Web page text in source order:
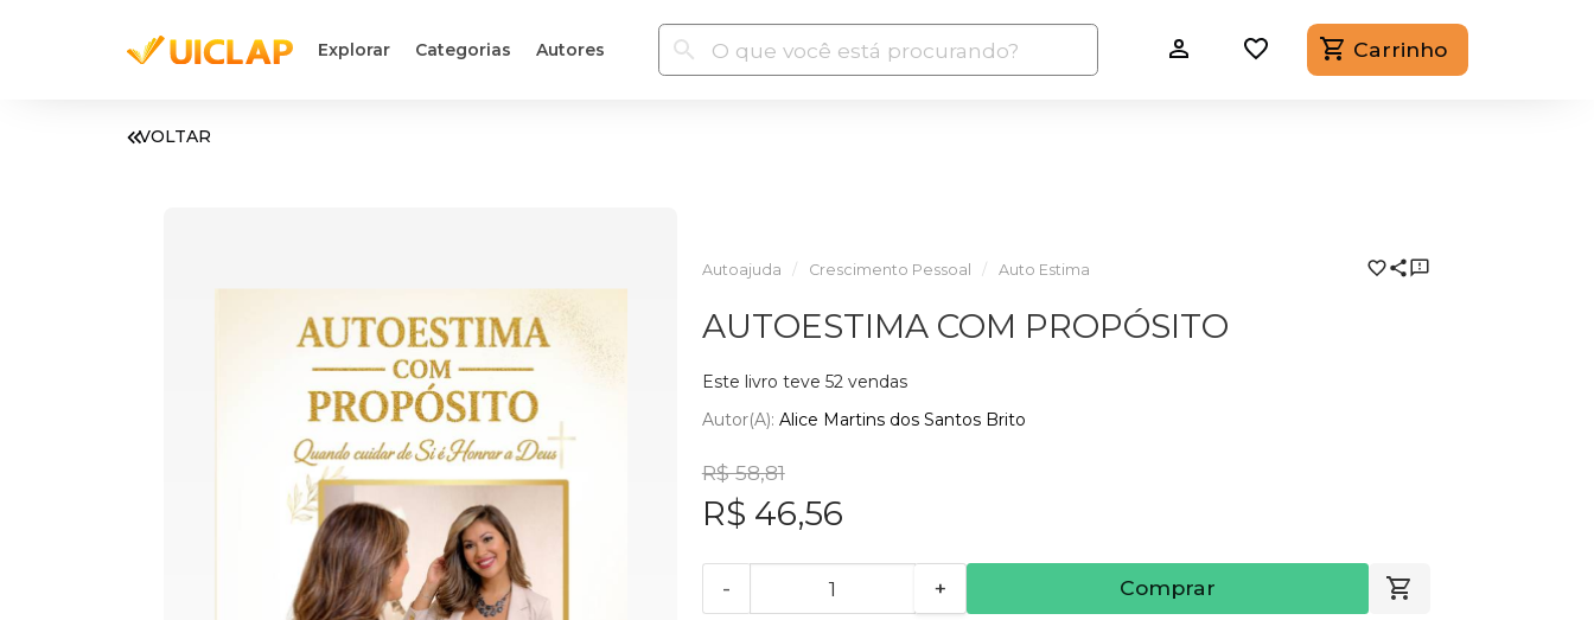
Explorar Categorias Autores Carrinho
VOLTAR
Autoajuda Crescimento Pessoal Auto Estima
AUTOESTIMA COM PROPÓSITO
Este livro teve 52 vendas
Autor(a): Alice Martins dos Santos Brito
R$ 58,81
R$ 46,56
- + Comprar